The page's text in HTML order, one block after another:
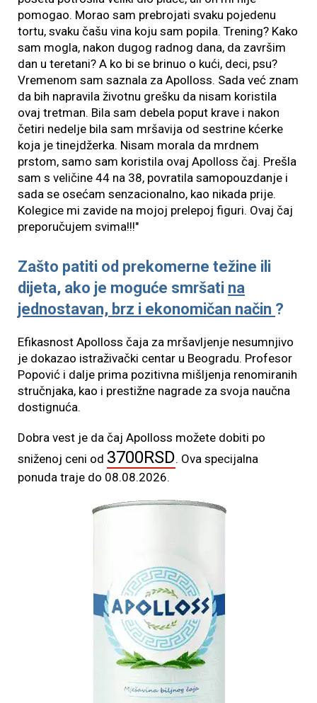
pomogao. Morao sam prebrojati svaku pojedenu
tortu, svaku čašu vina koju sam popila. Trening? Kako
sam mogla, nakon dugog radnog dana, da završim
dan u teretani? A ko bi se brinuo o kući, deci, psu?
Vremenom sam saznala za Apolloss. Sada već znam
da bih napravila životnu grešku da nisam koristila
ovaj tretman. Bila sam debela poput krave i nakon
četiri nedelje bila sam mršavija od sestrine kćerke
koja je tinejdžerka. Nisam morala da mrdnem
prstom, samo sam koristila ovaj Apolloss čaj. Prešla
sam s veličine 44 na 38, povratila samopouzdanje i
sada se osećam senzacionalno, kao nikada prije.
Kolegice mi zavide na mojoj prelepoj figuri. Ovaj čaj
preporučujem svima!!!"
Zašto patiti od prekomerne težine ili
dijeta, ako je moguće smršati na
jednostavan, brz i ekonomičan način ?
Efikasnost Apolloss čaja za mršavljenje nesumnjivo
je dokazao istraživački centar u Beogradu. Profesor
Popović i dalje prima pozitivna mišljenja renomiranih
stručnjaka, kao i prestižne nagrade za svoja naučna
dostignuća.
Dobra vest je da čaj Apolloss možete dobiti po
sniženoj ceni od 3700RSD. Ova specijalna
ponuda traje do 08.08.2026.